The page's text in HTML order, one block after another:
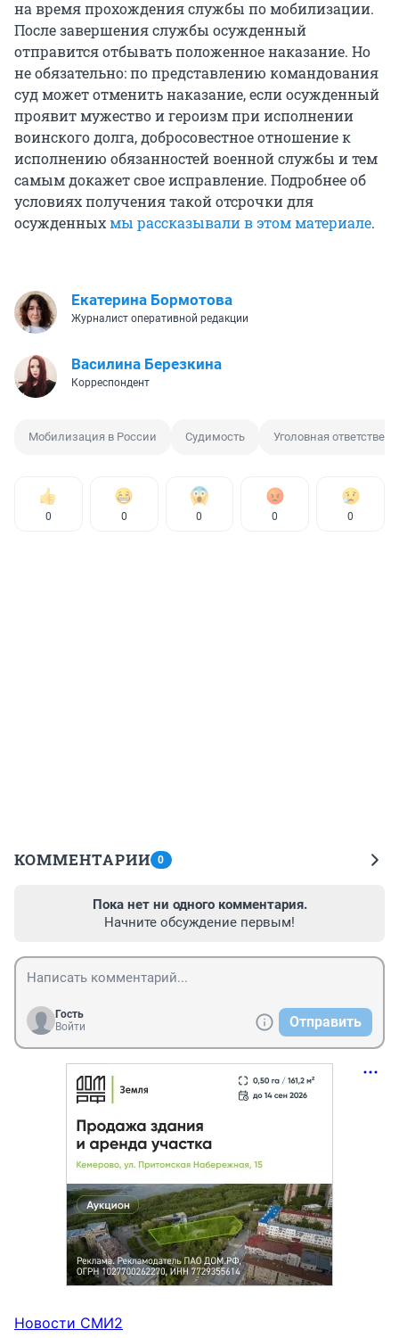
на время прохождения службы по мобилизации.
После завершения службы осужденный
отправится отбывать положенное наказание. Но
не обязательно: по представлению командования
суд может отменить наказание, если осужденный
проявит мужество и героизм при исполнении
воинского долга, добросовестное отношение к
исполнению обязанностей военной службы и тем
самым докажет свое исправление. Подробнее об
условиях получения такой отсрочки для
осужденныхмы рассказывали в этом материале.
Екатерина Бормотова
Журналист оперативной редакции
Василина Березкина
Корреспондент
Мобилизация в России Судимость Уголовная
0 0 0 0 0
КОММЕНТАРИИ 0
Пока нет ни одного комментария.
Начните обсуждение первым!
Гость
Войти
Отправить
Новости СМИ2